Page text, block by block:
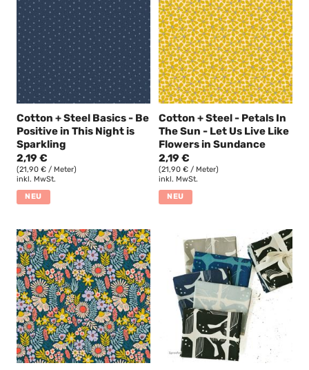
Cotton + Steel Basics - Be
Positive in This Night is
Sparkling
2,19 €
(21,90 € / Meter)
inkl. MwSt.
NEU
Cotton + Steel - Petals In
The Sun - Let Us Live Like
Flowers in Sundance
2,19 €
(21,90 € / Meter)
inkl. MwSt.
NEU